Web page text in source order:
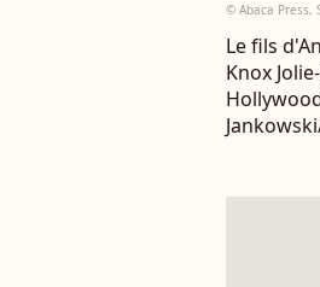
© Abaca Press,
Le fils
Knox